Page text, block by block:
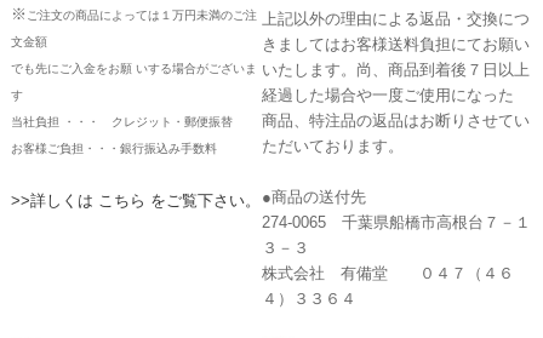
※ ご注文の商品によっては１万円未満のご注
文金額
でも先にご入金をお願 いする場合がございま
す
当社負担 ・・・ クレジット・郵便振替
お客様ご負担・・・銀行振込み手数料
>>詳しくは こちら をご覧下さい。
上記以外の理由による返品・交換につ
きましてはお客様送料負担にてお願い
いたします。尚、商品到着後７日以上
経過した場合や一度ご使用になった
商品、特注品の返品はお断りさせてい
ただいております。
●商品の送付先
274-0065 千葉県船橋市高根台７－１
３－３
株式会社 有備堂 ０４７（４６
４）３３６４